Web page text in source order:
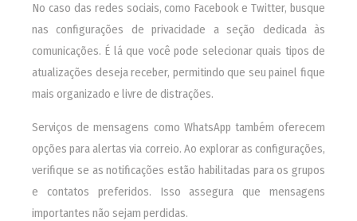
No caso das redes sociais, como Facebook e Twitter, busque
nas configurações de privacidade a seção dedicada às
comunicações. É lá que você pode selecionar quais tipos de
atualizações deseja receber, permitindo que seu painel fique
mais organizado e livre de distrações.
Serviços de mensagens como WhatsApp também oferecem
opções para alertas via correio. Ao explorar as configurações,
verifique se as notificações estão habilitadas para os grupos
e contatos preferidos. Isso assegura que mensagens
importantes não sejam perdidas.